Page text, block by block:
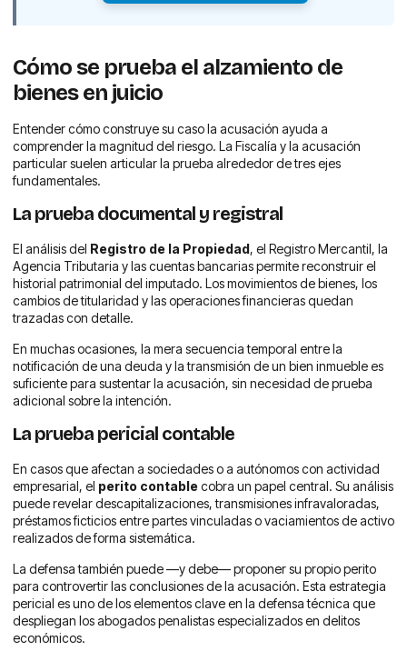
Cómo se prueba el alzamiento de
bienes en juicio
Entender cómo construye su caso la acusación ayuda a
comprender la magnitud del riesgo. La Fiscalía y la acusación
particular suelen articular la prueba alrededor de tres ejes
fundamentales.
La prueba documental y registral
El análisis del Registro de la Propiedad, el Registro Mercantil, la
Agencia Tributaria y las cuentas bancarias permite reconstruir el
historial patrimonial del imputado. Los movimientos de bienes, los
cambios de titularidad y las operaciones financieras quedan
trazadas con detalle.
En muchas ocasiones, la mera secuencia temporal entre la
notificación de una deuda y la transmisión de un bien inmueble es
suficiente para sustentar la acusación, sin necesidad de prueba
adicional sobre la intención.
La prueba pericial contable
En casos que afectan a sociedades o a autónomos con actividad
empresarial, el perito contable cobra un papel central. Su análisis
puede revelar descapitalizaciones, transmisiones infravaloradas,
préstamos ficticios entre partes vinculadas o vaciamientos de activo
realizados de forma sistemática.
La defensa también puede —y debe— proponer su propio perito
para controvertir las conclusiones de la acusación. Esta estrategia
pericial es uno de los elementos clave en la defensa técnica que
despliegan los abogados penalistas especializados en delitos
económicos.